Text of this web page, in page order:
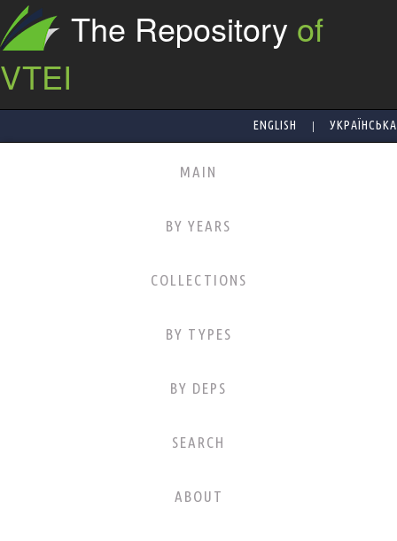
The Repository of
VTEI
ENGLISH | УКРАЇНСЬКА
MAIN
BY YEARS
COLLECTIONS
BY TYPES
BY DEPS
SEARCH
ABOUT